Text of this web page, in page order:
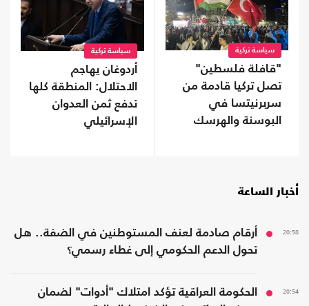
سياسة تركية
"قافلة فلسطين"
تصل تركيا قادمة من
سربرنيتسا في
البوسنة والهرسك
سياسة تركية
أردوغان يهاجم
الاحتلال: المنطقة كلها
تدفع ثمن العدوان
الإسرائيلي
أخبار الساعة
20:58
أرقام صادمة لعنف المستوطنين في الضفة.. هل
تحول الدعم الحكومي إلى غطاء رسمي؟
20:54
الحكومة العراقية تؤكد امتلاك "أدوات" لضمان